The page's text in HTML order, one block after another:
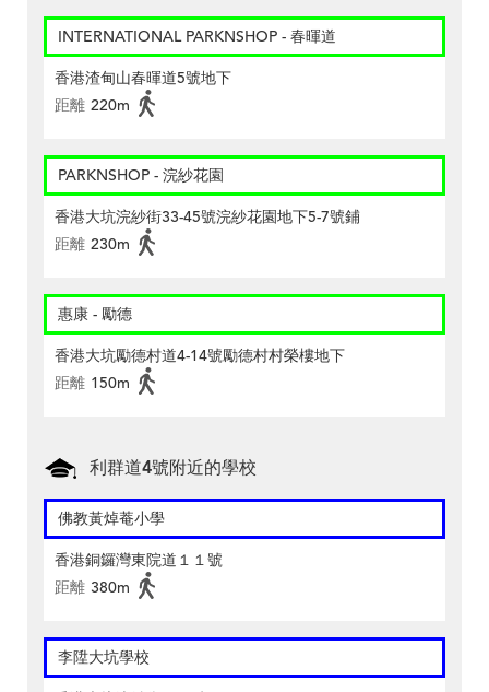
INTERNATIONAL PARKNSHOP - 春暉道
香港渣甸山春暉道5號地下
距離 220m
PARKNSHOP - 浣紗花園
香港大坑浣紗街33-45號浣紗花園地下5-7號鋪
距離 230m
惠康 - 勵德
香港大坑勵德村道4-14號勵德村村榮樓地下
距離 150m
利群道4號附近的學校
佛教黃焯菴小學
香港銅鑼灣東院道１１號
距離 380m
李陞大坑學校